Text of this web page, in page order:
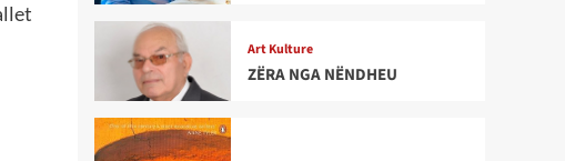
Art Kulture
ZËRA NGA NËNDHEU